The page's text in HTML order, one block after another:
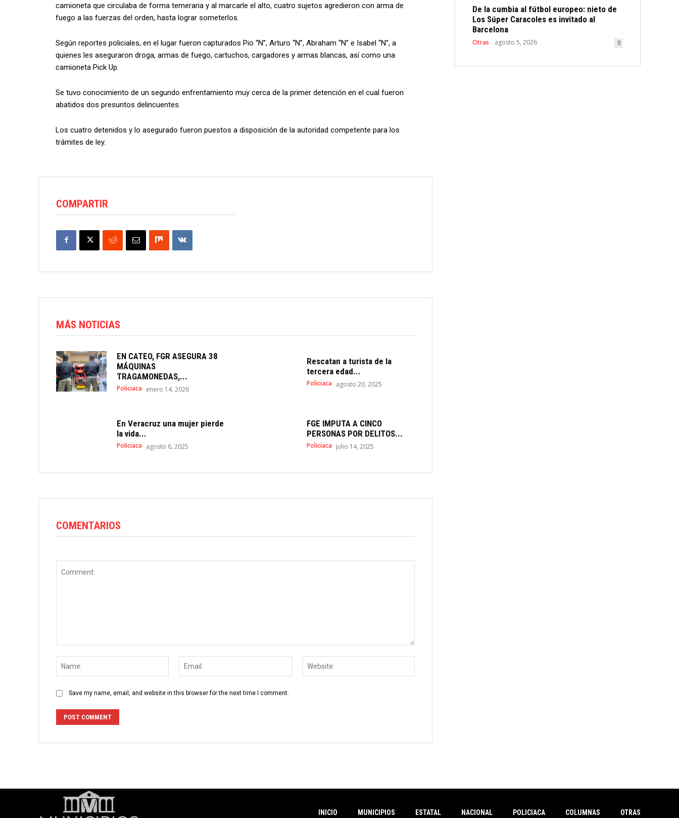
camioneta que circulaba de forma temeraria y al marcarle el alto, cuatro sujetos agredieron con arma de
fuego a las fuerzas del orden, hasta lograr someterlos.
Según reportes policiales, en el lugar fueron capturados Pio “N”, Arturo “N”, Abraham “N” e Isabel “N”, a
quienes les aseguraron droga, armas de fuego, cartuchos, cargadores y armas blancas, así como una
camioneta Pick Up.
Se tuvo conocimiento de un segundo enfrentamiento muy cerca de la primer detención en el cual fueron
abatidos dos presuntos delincuentes.
Los cuatro detenidos y lo asegurado fueron puestos a disposición de la autoridad competente para los
trámites de ley.
COMPARTIR
MÁS NOTICIAS
EN CATEO, FGR ASEGURA 38
MÁQUINAS
TRAGAMONEDAS,...
Policiaca enero 14, 2026
Rescatan a turista de la
tercera edad...
Policiaca agosto 20, 2025
En Veracruz una mujer pierde
la vida...
Policiaca agosto 6, 2025
FGE IMPUTA A CINCO
PERSONAS POR DELITOS...
Policiaca julio 14, 2025
COMENTARIOS
Save my name, email, and website in this browser for the next time I comment.
De la cumbia al fútbol europeo: nieto de
Los Súper Caracoles es invitado al
Barcelona
Otras agosto 5, 2026 0
INICIO MUNICIPIOS ESTATAL NACIONAL POLICIACA COLUMNAS OTRAS